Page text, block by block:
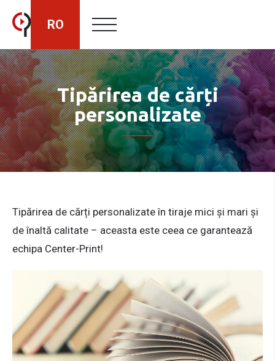
HU
RO
EN
Tipărirea de cărți
personalizate
Tipărirea de cărți personalizate în tiraje mici și mari și
de înaltă calitate – aceasta este ceea ce garantează
echipa Center-Print!